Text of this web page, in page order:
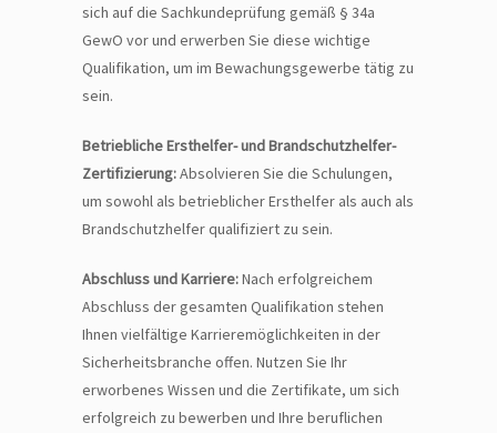
sich auf die Sachkundeprüfung gemäß § 34a
GewO vor und erwerben Sie diese wichtige
Qualifikation, um im Bewachungsgewerbe tätig zu
sein.
Betriebliche Ersthelfer- und Brandschutzhelfer-
Zertifizierung:Absolvieren Sie die Schulungen,
um sowohl als betrieblicher Ersthelfer als auch als
Brandschutzhelfer qualifiziert zu sein.
Abschluss und Karriere:Nach erfolgreichem
Abschluss der gesamten Qualifikation stehen
Ihnen vielfältige Karrieremöglichkeiten in der
Sicherheitsbranche offen. Nutzen Sie Ihr
erworbenes Wissen und die Zertifikate, um sich
erfolgreich zu bewerben und Ihre beruflichen